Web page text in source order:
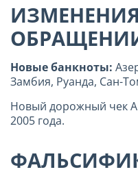
Новые банкноты:
Замбия, Руанда, Сан-
Новый дорожный чек
2005 года.